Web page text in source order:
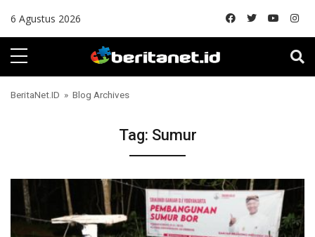
6 Agustus 2026
BeritaNet.ID » Blog Archives
Tag: Sumur